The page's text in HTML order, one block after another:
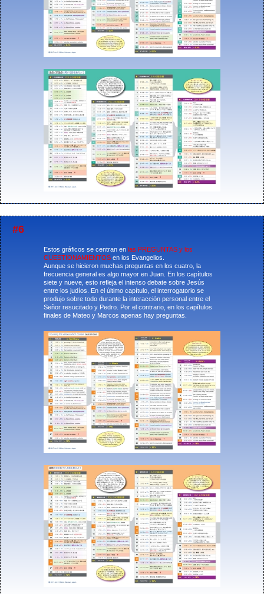
#6
Estos gráficos se centran en las PREGUNTAS y los
CUESTIONAMIENTOS en los Evangelios.
Aunque se hicieron muchas preguntas en los cuatro, la
frecuencia general es algo mayor en Juan. En los capítulos
siete y nueve, esto refleja el intenso debate sobre Jesús
entre los judíos. En el último capítulo, el interrogatorio se
produjo sobre todo durante la interacción personal entre el
Señor resucitado y Pedro. Por el contrario, en los capítulos
finales de Mateo y Marcos apenas hay preguntas.